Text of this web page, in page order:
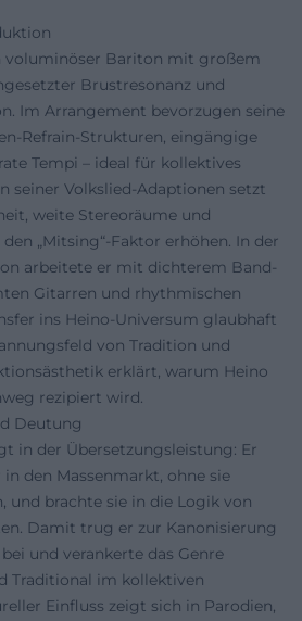
voluminöser Bariton mit großem
Brustresonanz und
Im Arrangement bevorzugen seine
Refrain-Strukturen, eingängige
Tempi – ideal für kollektives
seiner Volkslied-Adaptionen setzt
weite Stereoräume und
„Mitsing“-Faktor erhöhen. In der
arbeitete er mit dichterem Band-
Gitarren und rhythmischen
ins Heino-Universum glaubhaft
von Tradition und
erklärt, warum Heino
rezipiert wird.
Deutung
in der Übersetzungsleistung: Er
den Massenmarkt, ohne sie
und brachte sie in die Logik von
Damit trug er zur Kanonisierung
und verankerte das Genre
Traditional im kollektiven
Einfluss zeigt sich in Parodien,